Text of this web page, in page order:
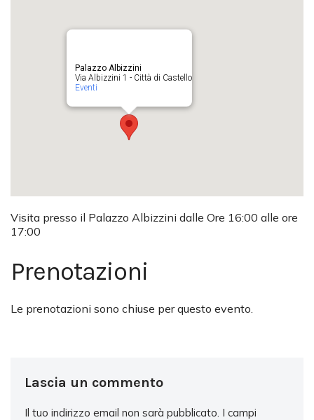
Palazzo Albizzini
Via Albizzini 1 - Città di Castello
Eventi
Visita presso il Palazzo Albizzini dalle Ore 16:00 alle ore
17:00
Prenotazioni
Le prenotazioni sono chiuse per questo evento.
Lascia un commento
Il tuo indirizzo email non sarà pubblicato. I campi